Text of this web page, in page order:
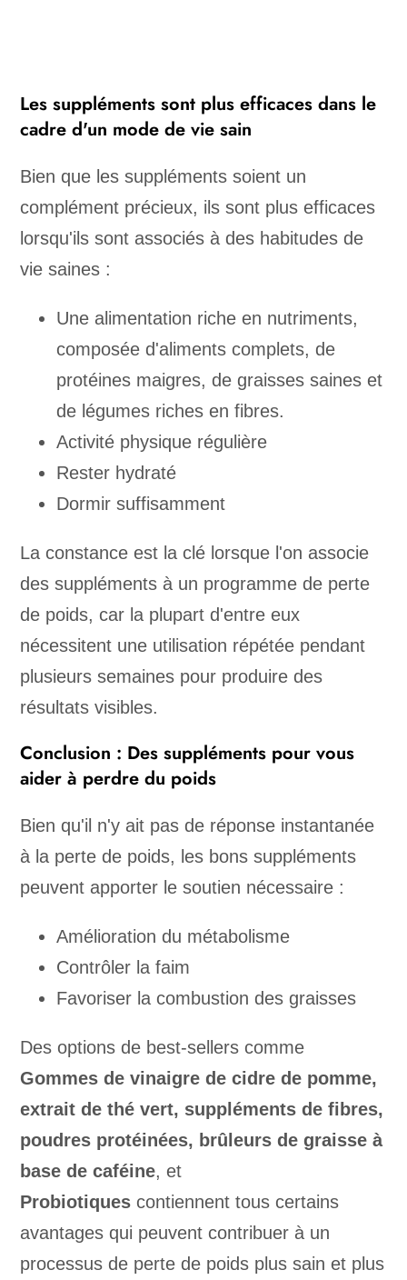
Les suppléments sont plus efficaces dans le
cadre d'un mode de vie sain
Bien que les suppléments soient un
complément précieux, ils sont plus efficaces
lorsqu'ils sont associés à des habitudes de
vie saines :
Une alimentation riche en nutriments,
composée d'aliments complets, de
protéines maigres, de graisses saines et
de légumes riches en fibres.
Activité physique régulière
Rester hydraté
Dormir suffisamment
La constance est la clé lorsque l'on associe
des suppléments à un programme de perte
de poids, car la plupart d'entre eux
nécessitent une utilisation répétée pendant
plusieurs semaines pour produire des
résultats visibles.
Conclusion : Des suppléments pour vous
aider à perdre du poids
Bien qu'il n'y ait pas de réponse instantanée
à la perte de poids, les bons suppléments
peuvent apporter le soutien nécessaire :
Amélioration du métabolisme
Contrôler la faim
Favoriser la combustion des graisses
Des options de best-sellers comme
Gommes de vinaigre de cidre de pomme,
extrait de thé vert, suppléments de fibres,
poudres protéinées, brûleurs de graisse à
base de caféine, et
Probiotiques contiennent tous certains
avantages qui peuvent contribuer à un
processus de perte de poids plus sain et plus